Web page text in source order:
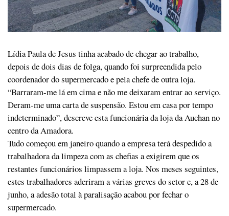
Lídia Paula de Jesus tinha acabado de chegar ao trabalho,
depois de dois dias de folga, quando foi surpreendida pelo
coordenador do supermercado e pela chefe de outra loja.
“Barraram-me lá em cima e não me deixaram entrar ao serviço.
Deram-me uma carta de suspensão. Estou em casa por tempo
indeterminado”, descreve esta funcionária da loja da Auchan no
centro da Amadora.
Tudo começou em janeiro quando a empresa terá despedido a
trabalhadora da limpeza com as chefias a exigirem que os
restantes funcionários limpassem a loja. Nos meses seguintes,
estes trabalhadores aderiram a várias greves do setor e, a 28 de
junho, a adesão total à paralisação acabou por fechar o
supermercado.